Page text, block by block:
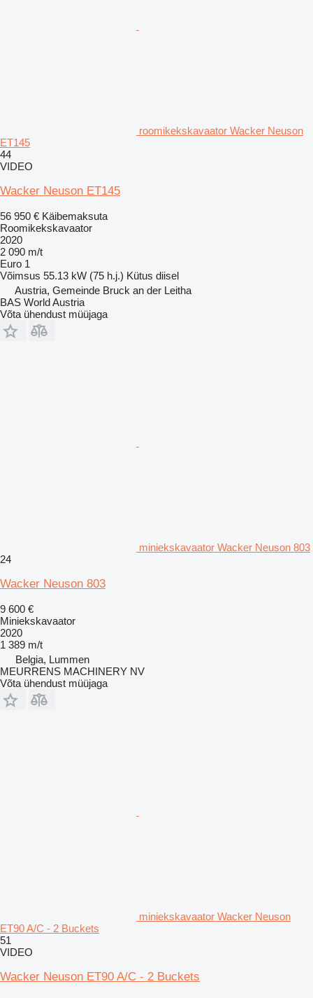
roomikekskavaator Wacker Neuson
ET145
44
VIDEO
Wacker Neuson ET145
56 950 € Käibemaksuta
Roomikekskavaator
2020
2 090 m/t
Euro 1
Võimsus 55.13 kW (75 h.j.) Kütus diisel
Austria, Gemeinde Bruck an der Leitha
BAS World Austria
Võta ühendust müüjaga
miniekskavaator Wacker Neuson 803
24
Wacker Neuson 803
9 600 €
Miniekskavaator
2020
1 389 m/t
Belgia, Lummen
MEURRENS MACHINERY NV
Võta ühendust müüjaga
miniekskavaator Wacker Neuson
ET90 A/C - 2 Buckets
51
VIDEO
Wacker Neuson ET90 A/C - 2 Buckets